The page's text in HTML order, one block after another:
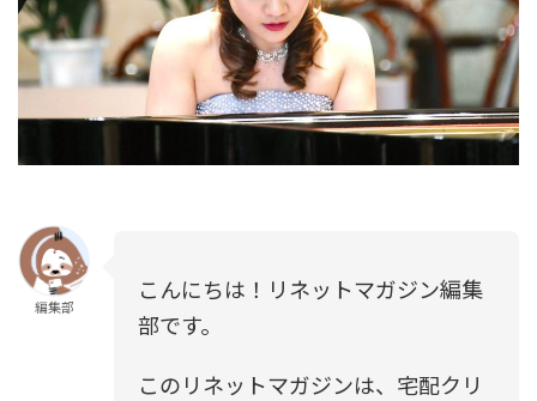
編集部
こんにちは！リネットマガジン編集
部です。
このリネットマガジンは、宅配クリ